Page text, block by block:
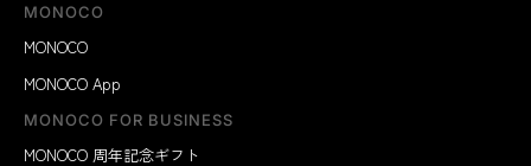
MONOCO
MONOCO
MONOCO App
MONOCO FOR BUSINESS
MONOCO 周年記念ギフト